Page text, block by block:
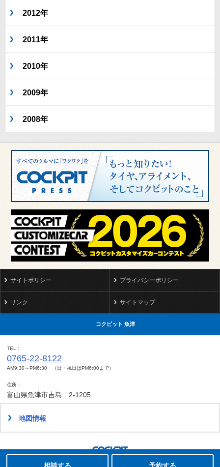
2012年
2011年
2010年
2009年
2008年
サイトポリシー プライバシーポリシー
リンク サイトマップ
コクピット 魚津
TEL
0765-22-8122
AM9:30～PM6:30 （日・祝日はPM6:00まで）
住所
富山県魚津市吉島 2-1205
地図情報
Copyright(C)2008-2022 COCKPIT UOZU.All rights reserved.